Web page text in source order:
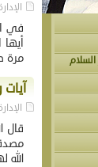
في
مرة
قال
الله